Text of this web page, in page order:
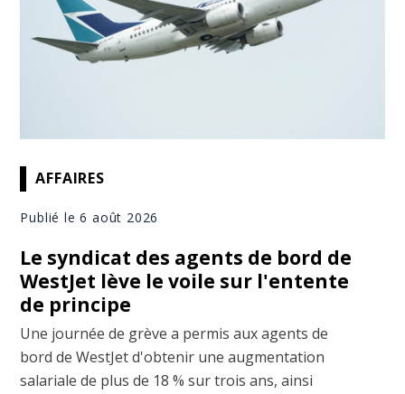
AFFAIRES
Publié le 6 août 2026
Le syndicat des agents de bord de
WestJet lève le voile sur l'entente
de principe
Une journée de grève a permis aux agents de
bord de WestJet d'obtenir une augmentation
salariale de plus de 18 % sur trois ans, ainsi